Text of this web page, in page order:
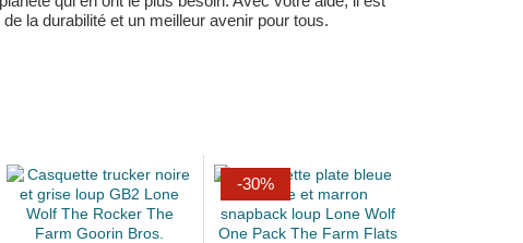
la durabilité et un meilleur avenir pour tous.
-30%